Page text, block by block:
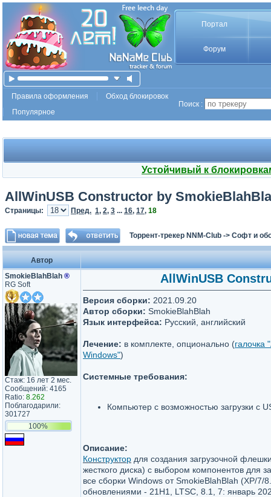
Портал
Форум
Правила оформления
Обход блокировок
Популярное
Поиск :
Устойчивый к
AllWinUSB Constructor by
Страницы: Пред. 1, 2, 3 ... 16, 17, 18
Торрент-трекер NNM-Club -> Софт и
Автор
SmokieBlahBlah ®
RG Soft
Стаж: 16 лет 2 мес.
Сообщений: 4165
Ratio: 8.262
Поблагодарили:
301727
100%
AllWinUSB
Версия сборки: 2021.09.20
Автор сборки: SmokieBlahBlah
Язык интерфейса: Русский, английский
Лечение: в комплекте, опционально (галочка
Windows")
Системные требования:
Компьютер с возможностью загрузки с
Описание:
Конструктор для создания загрузочной
жесткого диска) с выбором компонентов для
все сборки Windows от SmokieBlahBlah (XP/7/
обновлениями - 21H1, LTSC, 8.1, 7: январь